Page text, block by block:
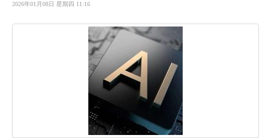
2026年01月08日 星期四 11:16